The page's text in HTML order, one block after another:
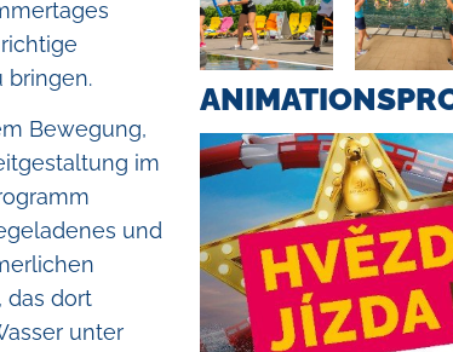
Geplante
FAQ
Salztherapie
Toilette für
Videos
Über die
Tipps für
bringen.
Bewegung,
im
und
das dort
unter